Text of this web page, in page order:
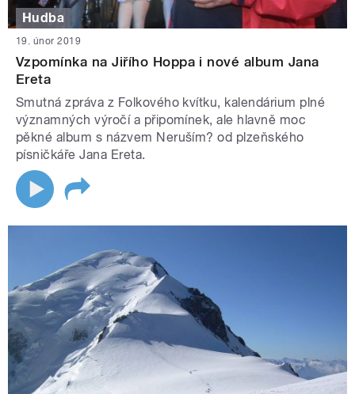
Hudba
19. únor 2019
Vzpomínka na Jiřího Hoppa i nové album Jana
Ereta
Smutná zpráva z Folkového kvítku, kalendárium plné
významných výročí a připomínek, ale hlavně moc
pěkné album s názvem Neruším? od plzeňského
písničkáře Jana Ereta.